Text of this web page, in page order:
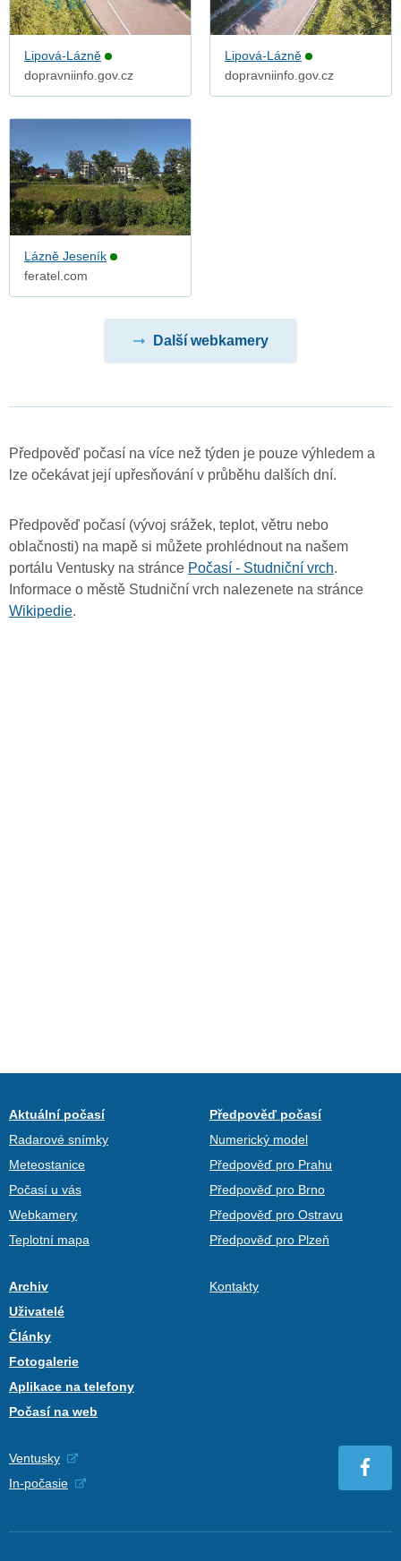
Lipová-Lázně
dopravniinfo.gov.cz
Lipová-Lázně
dopravniinfo.gov.cz
Lázně Jeseník
feratel.com
Další webkamery
Předpověď počasí na více než týden je pouze výhledem a
lze očekávat její upřesňování v průběhu dalších dní.
Předpověď počasí (vývoj srážek, teplot, větru nebo
oblačnosti) na mapě si můžete prohlédnout na našem
portálu Ventusky na stránce Počasí - Studniční vrch.
Informace o městě Studniční vrch nalezenete na stránce
Wikipedie.
Aktuální počasí
Radarové snímky
Meteostanice
Počasí u vás
Webkamery
Teplotní mapa
Předpověď počasí
Numerický model
Předpověď pro Prahu
Předpověď pro Brno
Předpověď pro Ostravu
Předpověď pro Plzeň
Archiv
Uživatelé
Články
Fotogalerie
Aplikace na telefony
Počasí na web
Kontakty
Ventusky
In-počasie